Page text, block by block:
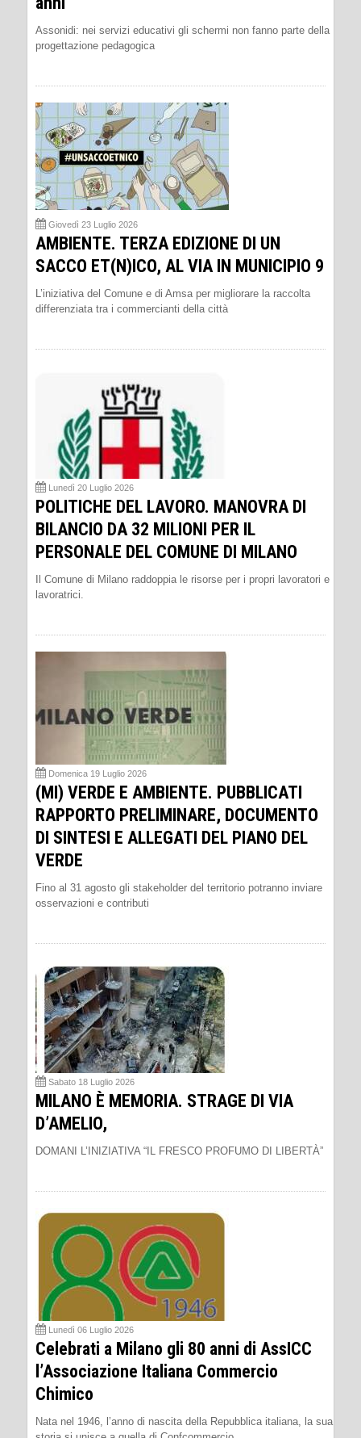
Assonidi: nei servizi educativi gli schermi non fanno parte della
progettazione pedagogica
Giovedì 23 Luglio 2026
AMBIENTE. TERZA EDIZIONE DI UN
SACCO ET(N)ICO, AL VIA IN MUNICIPIO 9
L’iniziativa del Comune e di Amsa per migliorare la raccolta
differenziata tra i commercianti della città
Lunedì 20 Luglio 2026
POLITICHE DEL LAVORO. MANOVRA DI
BILANCIO DA 32 MILIONI PER IL
PERSONALE DEL COMUNE DI MILANO
Il Comune di Milano raddoppia le risorse per i propri lavoratori e
lavoratrici.
Domenica 19 Luglio 2026
(MI) VERDE E AMBIENTE. PUBBLICATI
RAPPORTO PRELIMINARE, DOCUMENTO
DI SINTESI E ALLEGATI DEL PIANO DEL
VERDE
Fino al 31 agosto gli stakeholder del territorio potranno inviare
osservazioni e contributi
Sabato 18 Luglio 2026
MILANO È MEMORIA. STRAGE DI VIA
D’AMELIO,
DOMANI L’INIZIATIVA “IL FRESCO PROFUMO DI LIBERTÀ”
Lunedì 06 Luglio 2026
Celebrati a Milano gli 80 anni di AssICC
l’Associazione Italiana Commercio
Chimico
Nata nel 1946, l’anno di nascita della Repubblica italiana, la sua